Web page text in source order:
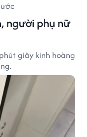
người phụ nữ
giây kinh hoàng